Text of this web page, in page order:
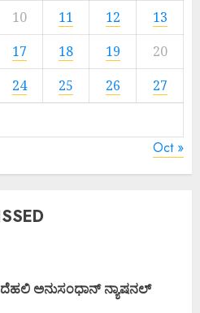
10 11 12
13
17 18 19
20
24 25 26
27
Oct »
ಅನುಸಂಧಾನ್ ನ್ಯಾಷನಲ್